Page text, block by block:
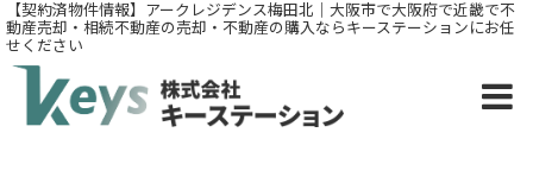
【契約済物件情報】アークレジデンス梅田北｜大阪市で大阪府で近畿で不
動産売却・相続不動産の売却・不動産の購入ならキーステーションにお任
せください